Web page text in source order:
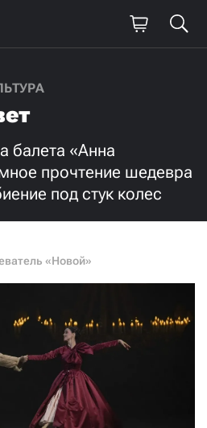
«Анна
прочтение шедевра
под стук колес
«Новой»
Разово
1000
свое гражданство РФ
С ДРУЗЬЯМИ
donate@novayagazeta.ru